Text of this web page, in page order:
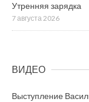
Утренняя зарядка
7 августа 2026
ВИДЕО
Выступление